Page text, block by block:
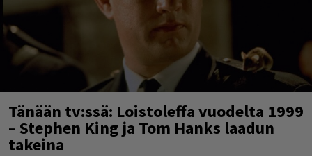
Tänään tv:ssä: Loistoleffa vuodelta 1999
– Stephen King ja Tom Hanks laadun
takeina